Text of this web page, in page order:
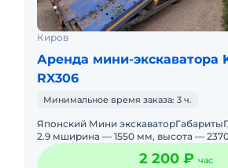
Киров
Аренда мини-экскаватора
RX306
Минимальное время заказа: 3 ч.
Японский Мини
2.9 мширина — 1550 мм, высота —
Робот позволяет работать
2 200 ₽ час